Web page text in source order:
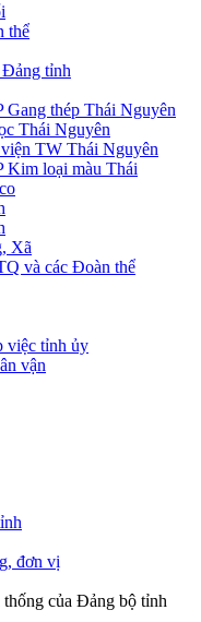
thể
tỉnh
thép Thái Nguyên
Thái Nguyên
TW Thái Nguyên
Kim loại màu Thái
Xã
và các Đoàn thể
việc tỉnh ủy
vận
đơn vị
của Đảng bộ tỉnh